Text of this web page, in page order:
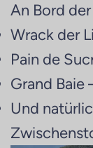
An Bord der
Wrack der
Pain de
Grand Baie
Und